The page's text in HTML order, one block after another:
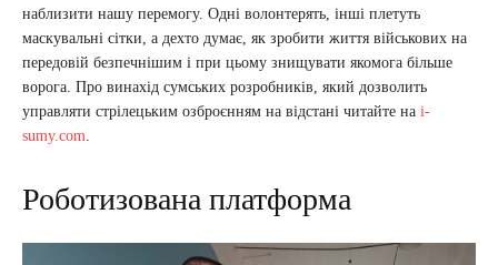
наблизити нашу перемогу. Одні волонтерять, інші плетуть
маскувальні сітки, а дехто думає, як зробити життя військових на
передовій безпечнішим і при цьому знищувати якомога більше
ворога. Про винахід сумських розробників, який дозволить
управляти стрілецьким озброєнням на відстані читайте на i-
sumy.com.
Роботизована платформа